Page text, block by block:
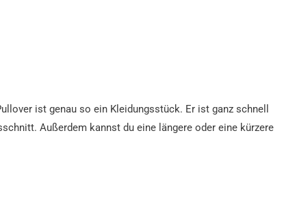
ist genau so ein Kleidungsstück. Er ist ganz schnell
Außerdem kannst du eine längere oder eine kürzere